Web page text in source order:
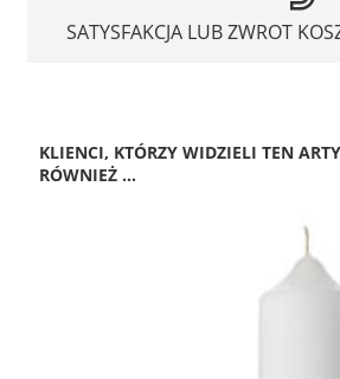
SATYSFAKCJA LUB ZWROT
KLIENCI, KTÓRZY WIDZIELI TEN
RÓWNIEŻ ...